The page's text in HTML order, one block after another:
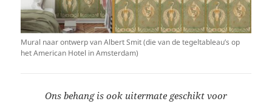
Mural naar ontwerp van Albert Smit (die van de tegeltableau’s op
het American Hotel in Amsterdam)
Ons behang is ook uitermate geschikt voor